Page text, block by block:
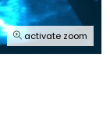
activate zoom